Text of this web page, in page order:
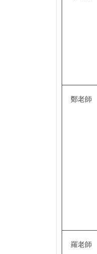
鄭老師
羅老師